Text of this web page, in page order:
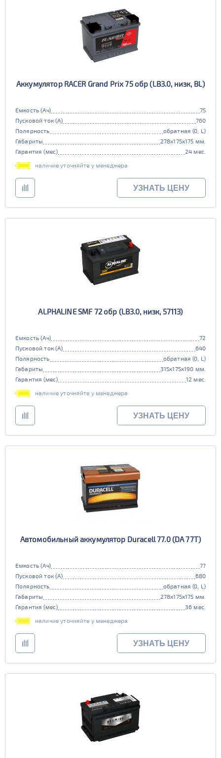
Аккумулятор RACER Grand Prix 75 обр (LB3.0, низк, BL)
Емкость (Ач)
75
Пусковой ток (А)
760
Полярность
обратная (0, L)
Габариты
278x175x175 мм.
Гарантия (мес)
24 мес.
наличие уточняйте у менеджера
УЗНАТЬ ЦЕНУ
ALPHALINE SMF 72 обр (LB3.0, низк, 57113)
Емкость (Ач)
72
Пусковой ток (А)
640
Полярность
обратная (0, L)
Габариты
315x175x190 мм.
Гарантия (мес)
12 мес.
наличие уточняйте у менеджера
УЗНАТЬ ЦЕНУ
Автомобильный аккумулятор Duracell 77.0 (DA 77T)
Емкость (Ач)
77
Пусковой ток (А)
680
Полярность
обратная (0, L)
Габариты
278x175x175 мм.
Гарантия (мес)
36 мес.
наличие уточняйте у менеджера
УЗНАТЬ ЦЕНУ